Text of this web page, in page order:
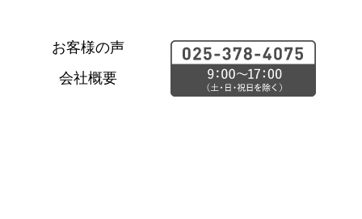
お客様の声
会社概要